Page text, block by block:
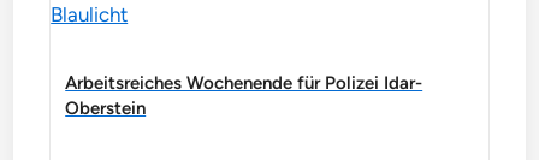
Blaulicht
Arbeitsreiches Wochenende für Polizei Idar-
Oberstein